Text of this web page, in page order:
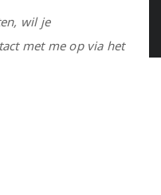
wil je
met me op via het